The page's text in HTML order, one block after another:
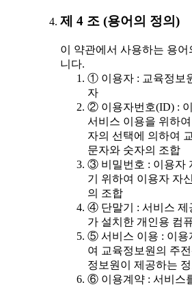
제 4 조 (용어의 정의)
이 약관에서 사용하는 용
니다.
① 이용자 : 교육정보
자
② 이용자번호(ID) :
서비스 이용을 위하
자의 선택에 의하여
문자와 숫자의 조합
③ 비밀번호 : 이용자
기 위하여 이용자 자
의 조합
④ 단말기 : 서비스 제
가 설치한 개인용 컴
⑤ 서비스 이용 : 이용
여 교육정보원의 주
정보원이 제공하는
⑥ 이용계약 : 서비스